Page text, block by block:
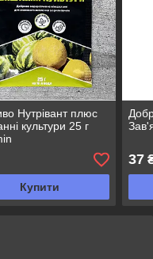
Нутрівант плюс
культури 25 г
Купити
37